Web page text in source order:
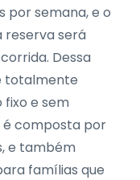
por semana, e o
reserva será
Dessa
totalmente
e sem
é composta por
e também
famílias que